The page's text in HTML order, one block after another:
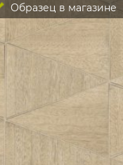
Образец в магазине